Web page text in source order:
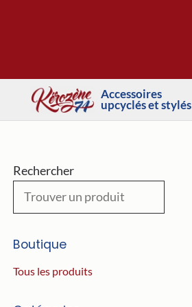
Accessoires
upcyclés et stylés
Rechercher
Boutique
Tous les produits